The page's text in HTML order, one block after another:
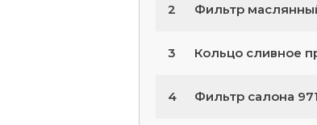
2 Фильтр
3 Кольцо сливное
4 Фильтр салона